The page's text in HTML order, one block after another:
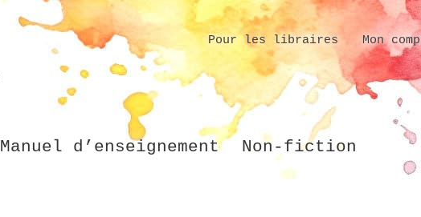
Pour les libraires Mon
Manuel d’enseignement Non-fiction